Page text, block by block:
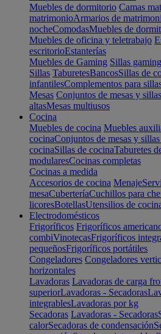
Muebles de dormitorio Camas
matrimonioArmarios de
nocheComodasMuebles de
Muebles de oficina y teletrabajo
escritorioEstanterías
Muebles de Gaming Sillas gaming
Sillas TaburetesBancosSillas de
infantilesComplementos para
Mesas Conjuntos de mesas y sillas
altasMesas multiusos
Cocina
Muebles de cocina Muebles
cocinaConjuntos de mesas y
cocinaSillas de cocinaTaburetes
modularesCocinas completas
Cocinas a medida
Accesorios de cocina Menaje
mesaCuberteríaCuchillos para
licoresBotellasUtensilios de
Electrodomésticos
Frigoríficos Frigoríficos
combiVinotecasFrigoríficos
pequeñosFrigoríficos portátiles
Congeladores Congeladores
horizontales
Lavadoras Lavadoras de carga
superiorLavadoras - Secadoras
integrablesLavadoras por kg
Secadoras Lavadoras - Secadoras
calorSecadoras de condensación